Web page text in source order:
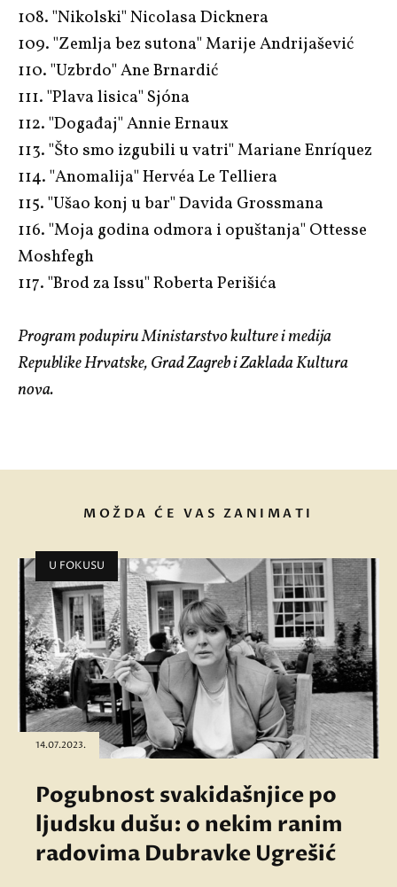
108. "Nikolski" Nicolasa Dicknera
109. "Zemlja bez sutona" Marije Andrijašević
110. "Uzbrdo" Ane Brnardić
111. "Plava lisica" Sjóna
112. "Događaj" Annie Ernaux
113. "Što smo izgubili u vatri" Mariane Enríquez
114. "Anomalija" Hervéa Le Telliera
115. "Ušao konj u bar" Davida Grossmana
116. "Moja godina odmora i opuštanja" Ottesse
Moshfegh
117. "Brod za Issu" Roberta Perišića
Program podupiru Ministarstvo kulture i medija
Republike Hrvatske, Grad Zagreb i Zaklada Kultura
nova.
MOŽDA ĆE VAS ZANIMATI
U FOKUSU
14.07.2023.
Pogubnost svakidašnjice po
ljudsku dušu: o nekim ranim
radovima Dubravke Ugrešić